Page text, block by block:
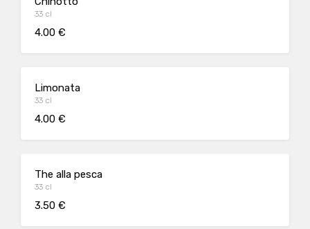
33 cl
4.00 €
Limonata
33 cl
4.00 €
The alla pesca
33 cl
3.50 €